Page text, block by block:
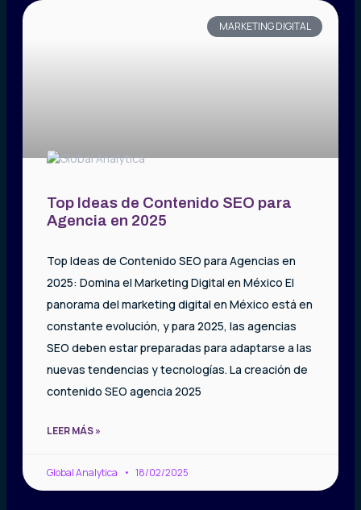
MARKETING DIGITAL
Top Ideas de Contenido SEO para
Agencia en 2025
Top Ideas de Contenido SEO para Agencias en
2025: Domina el Marketing Digital en México El
panorama del marketing digital en México está en
constante evolución, y para 2025, las agencias
SEO deben estar preparadas para adaptarse a las
nuevas tendencias y tecnologías. La creación de
contenido SEO agencia 2025
LEER MÁS »
Global Analytica 18/02/2025